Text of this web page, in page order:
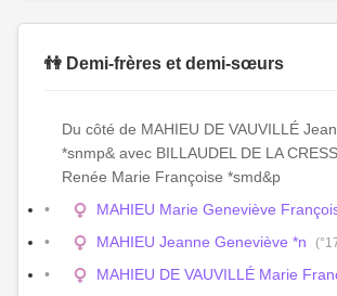
👫 Demi-frères et demi-sœurs
Du côté de MAHIEU DE VAUVILLÉ
*snmp& avec BILLAUDEL DE LA
Renée Marie Françoise *smd&p
MAHIEU Marie Geneviève
MAHIEU Jeanne Geneviève *n
MAHIEU DE VAUVILLÉ Marie